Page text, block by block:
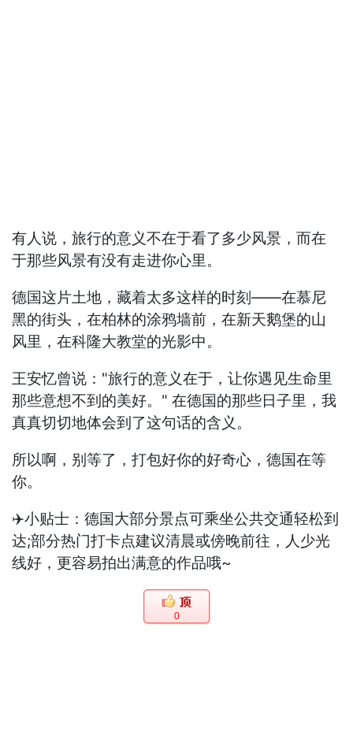
有人说，旅行的意义不在于看了多少风景，而在
于那些风景有没有走进你心里。
德国这片土地，藏着太多这样的时刻——在慕尼
黑的街头，在柏林的涂鸦墙前，在新天鹅堡的山
风里，在科隆大教堂的光影中。
王安忆曾说："旅行的意义在于，让你遇见生命里
那些意想不到的美好。" 在德国的那些日子里，我
真真切切地体会到了这句话的含义。
所以啊，别等了，打包好你的好奇心，德国在等
你。
✈️小贴士：德国大部分景点可乘坐公共交通轻松到
达;部分热门打卡点建议清晨或傍晚前往，人少光
线好，更容易拍出满意的作品哦~
0